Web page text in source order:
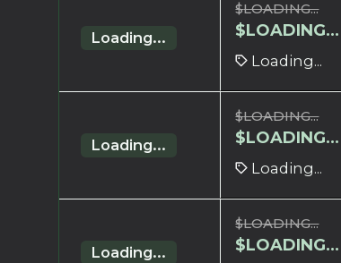
Loading...
$LOADING...
$LOADING...
Loading...
Loading...
$LOADING...
$LOADING...
Loading...
Loading...
$LOADING...
$LOADING...